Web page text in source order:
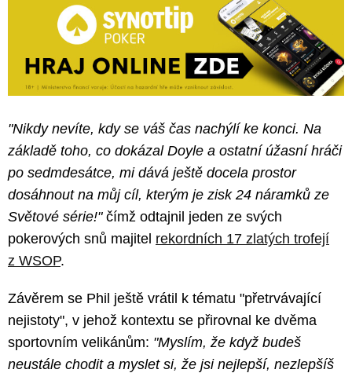
"Nikdy nevíte, kdy se váš čas nachýlí ke konci. Na
základě toho, co dokázal Doyle a ostatní úžasní hráči
po sedmdesátce, mi dává ještě docela prostor
dosáhnout na můj cíl, kterým je zisk 24 náramků ze
Světové série!"čímž odtajnil jeden ze svých
pokerových snů majitel rekordních 17 zlatých trofejí
z WSOP.
Závěrem se Phil ještě vrátil k tématu "přetrvávající
nejistoty", v jehož kontextu se přirovnal ke dvěma
sportovním velikánům: "Myslím, že když budeš
neustále chodit a myslet si, že jsi nejlepší, nezlepšíš